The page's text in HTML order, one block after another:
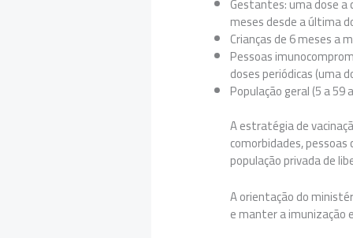
meses desde a última
Crianças de 6 meses a
Pessoas
doses periódicas (uma
População geral (5 a
A estratégia de
comorbidades,
população privada de
A orientação do
e manter a imunização